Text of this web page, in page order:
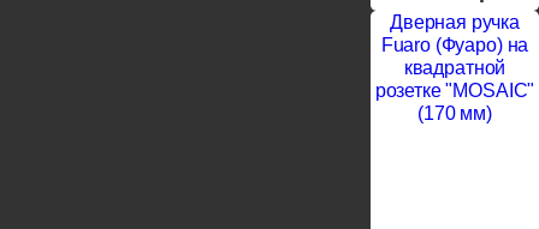
Дверная ручка
Fuaro (Фуаро) на
квадратной
розетке "MOSAIC"
(170 мм)